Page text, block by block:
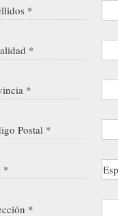
*
*
*
Postal *
*
*